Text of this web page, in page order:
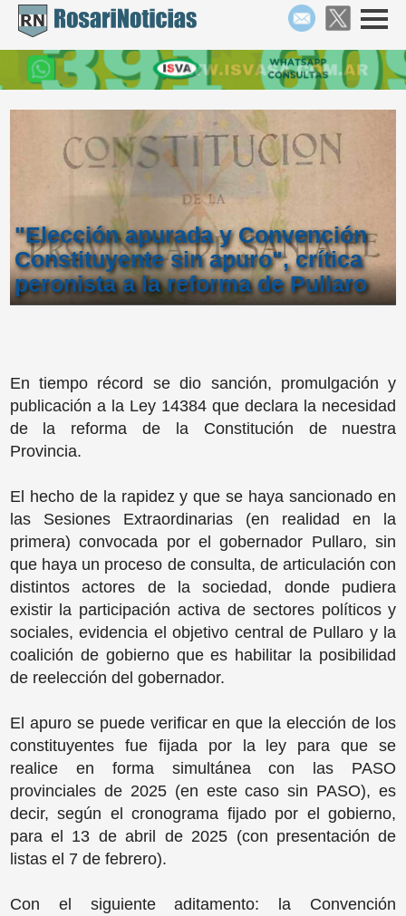
"Elección apurada y Convención
Constituyente sin apuro", crítica
peronista a la reforma de Pullaro
En tiempo récord se dio sanción, promulgación y
publicación a la Ley 14384 que declara la necesidad
de la reforma de la Constitución de nuestra
Provincia.
El hecho de la rapidez y que se haya sancionado en
las Sesiones Extraordinarias (en realidad en la
primera) convocada por el gobernador Pullaro, sin
que haya un proceso de consulta, de articulación con
distintos actores de la sociedad, donde pudiera
existir la participación activa de sectores políticos y
sociales, evidencia el objetivo central de Pullaro y la
coalición de gobierno que es habilitar la posibilidad
de reelección del gobernador.
El apuro se puede verificar en que la elección de los
constituyentes fue fijada por la ley para que se
realice en forma simultánea con las PASO
provinciales de 2025 (en este caso sin PASO), es
decir, según el cronograma fijado por el gobierno,
para el 13 de abril de 2025 (con presentación de
listas el 7 de febrero).
Con el siguiente aditamento: la Convención